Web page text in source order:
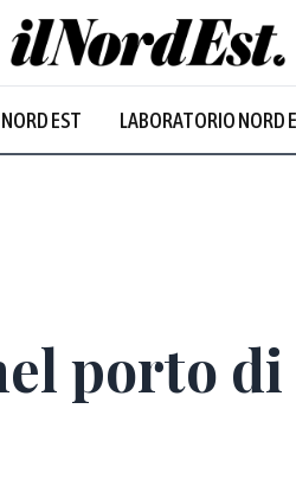
EST LABORATORIO NORD
porto